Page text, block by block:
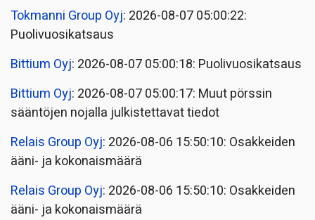
Tokmanni Group Oyj: 2026-08-07 05:00:22:
Puolivuosikatsaus
Bittium Oyj: 2026-08-07 05:00:18: Puolivuosikatsaus
Bittium Oyj: 2026-08-07 05:00:17: Muut pörssin
sääntöjen nojalla julkistettavat tiedot
Relais Group Oyj: 2026-08-06 15:50:10: Osakkeiden
ääni- ja kokonaismäärä
Relais Group Oyj: 2026-08-06 15:50:10: Osakkeiden
ääni- ja kokonaismäärä